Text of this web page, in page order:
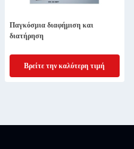
Παγκόσμια διαφήμιση και
διατήρηση
Βρείτε την καλύτερη τιμή